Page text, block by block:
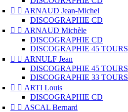
  ARNAUD Jean-Michel
DISCOGRAPHIE CD
  ARNAUD Michèle
DISCOGRAPHIE CD
DISCOGRAPHIE 45 TOURS
  ARNULF Jean
DISCOGRAPHIE 45 TOURS
DISCOGRAPHIE 33 TOURS
  ARTI Louis
DISCOGRAPHIE CD
  ASCAL Bernard